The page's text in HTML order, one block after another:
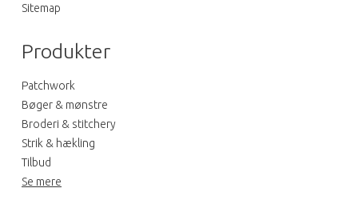
Sitemap
Produkter
Patchwork
Bøger & mønstre
Broderi & stitchery
Strik & hækling
Tilbud
Se mere